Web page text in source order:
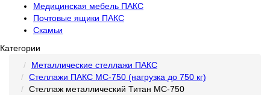
Медицинская мебель ПАКС
Почтовые ящики ПАКС
Скамьи
Категории
Металлические стеллажи ПАКС
Стеллажи ПАКС МС-750 (нагрузка до 750 кг)
Стеллаж металлический Титан МС-750